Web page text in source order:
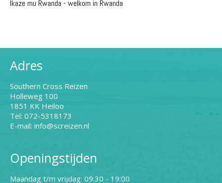
Ikaze mu Rwanda - welkom in Rwanda
Adres
Southern Cross Reizen
Holleweg 100
1851 KK Heiloo
Tel: 072-5318173
E-mail: info@screizen.nl
Openingstijden
Maandag t/m vrijdag: 09:30 - 19:00